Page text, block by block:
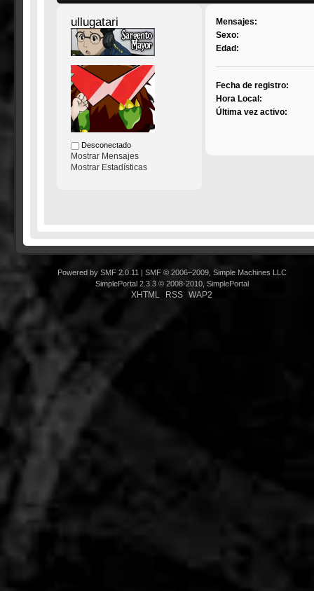
ullugatari
Desconectado
Mostrar Mensajes
Mostrar Estadísticas
Mensajes:
Sexo:
Edad:
Fecha de registro:
Hora Local:
Última vez activo:
Powered by SMF 2.0.11
SMF © 2006–2009, Simple Machines LLC
SimplePortal 2.3.3 © 2008-2010, SimplePortal
XHTML RSS WAP2